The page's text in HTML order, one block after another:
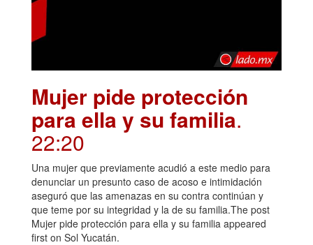
Mujer pide protección
para ella y su familia.
22:20
Una mujer que previamente acudió a este medio para
denunciar un presunto caso de acoso e intimidación
aseguró que las amenazas en su contra continúan y
que teme por su integridad y la de su familia.The post
Mujer pide protección para ella y su familia appeared
first on Sol Yucatán.